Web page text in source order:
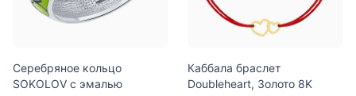
Серебряное кольцо
SOKOLOV с эмалью
Каббала браслет
Doubleheart, Золото 8K